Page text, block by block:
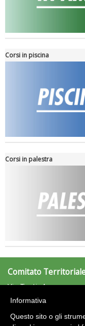
Tiziano Pesce nel
Roma
Corsi in piscina
Corsi in palestra
Comitato
Via Testi, 4
43100 Parma (PR)
e-mail:
Informativa
Questo sito o gli